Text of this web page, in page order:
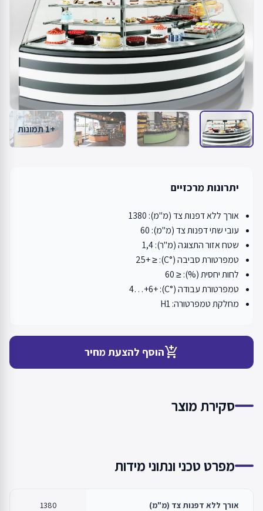
+1 תמונות
יתרונות מרכזיים
אורך ללא דפנות צד (מ"מ): 1380
עובי שתי דפנות צד (מ"מ): 60
שטח אזור התצוגה (מ"ר): 1,4
טמפרטורת סביבה (°C): ≤ +25
לחות יחסית (%): ≤ 60
טמפרטורת עבודה (°C): +4…+6
מחלקת טמפרטורה: H1
add_shopping_cartהוסף להצעת מחיר
סקירת מוצר
מפרט טכני ונתוני מידות
אורך ללא דפנות צד (מ"מ) 1380